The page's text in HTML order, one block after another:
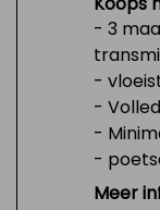
- 3
-
-
-
-
- Tank
Meer